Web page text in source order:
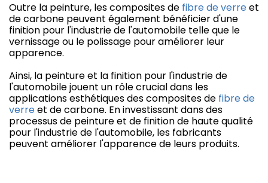
Outre la peinture, les composites de fibre de verreet
de carbone peuvent également bénéficier d'une
finition pour l'industrie de l'automobile telle que le
vernissage ou le polissage pour améliorer leur
apparence.
Ainsi, la peinture et la finition pour l'industrie de
l'automobile jouent un rôle crucial dans les
applications esthétiques des composites de fibre de
verreet de carbone. En investissant dans des
processus de peinture et de finition de haute qualité
pour l'industrie de l'automobile, les fabricants
peuvent améliorer l'apparence de leurs produits.